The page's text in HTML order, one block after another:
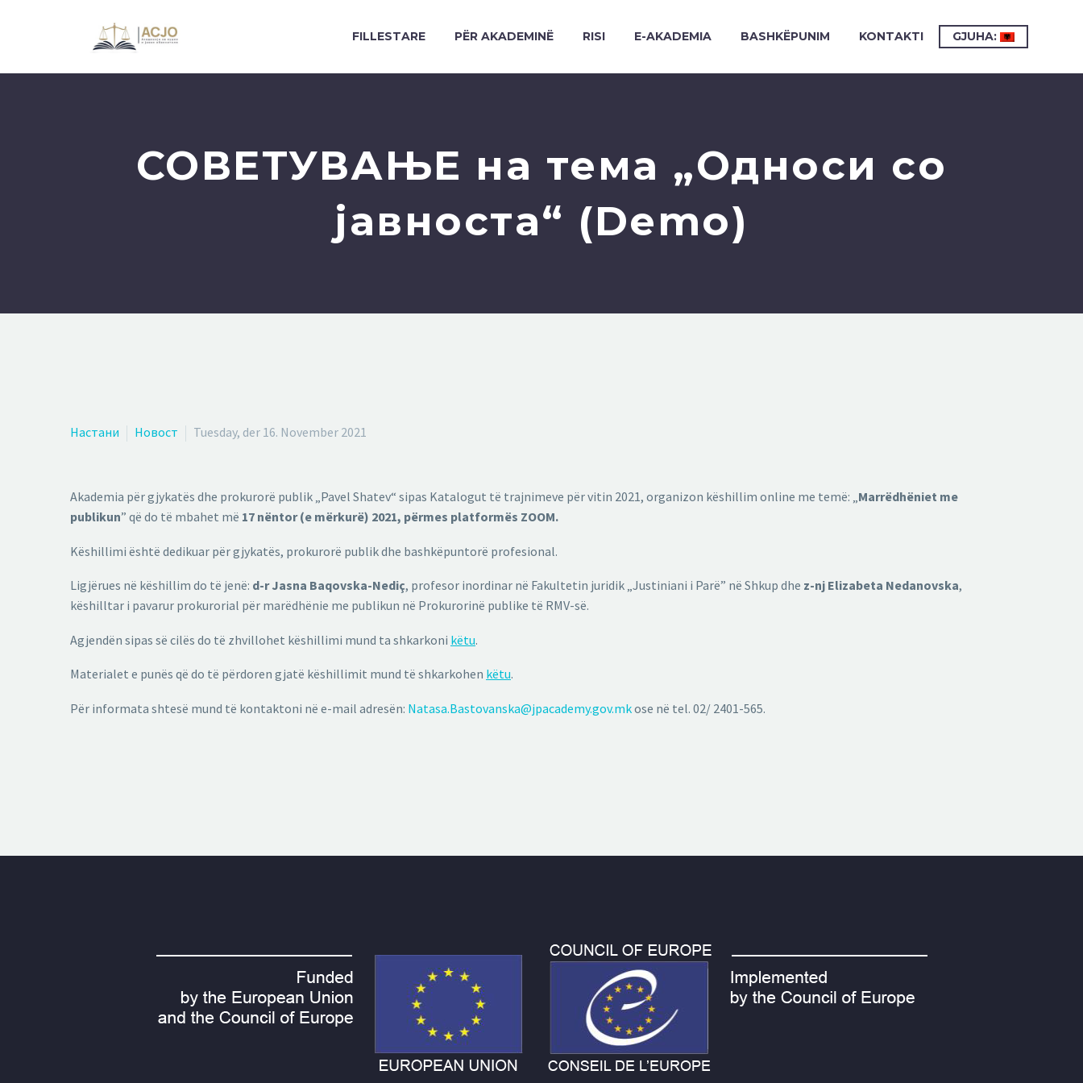
FILLESTARE PËR AKADEMINË RISI E-AKADEMIA BASHKËPUNIM KONTAKTI GJUHA:
СОВЕТУВАЊЕ на тема „Односи со
јавноста“ (Demo)
Настани Новост Tuesday, der 16. November 2021
Akademia për gjykatës dhe prokurorë publik „Pavel Shatev“ sipas Katalogut të trajnimeve për vitin 2021, organizon këshillim online me temë: „Marrëdhëniet me
publikun” që do të mbahet më 17 nëntor (e mërkurë) 2021, përmes platformës ZOOM.
Këshillimi është dedikuar për gjykatës, prokurorë publik dhe bashkëpuntorë profesional.
Ligjërues në këshillim do të jenë: d-r Jasna Baqovska-Nediç, profesor inordinar në Fakultetin juridik „Justiniani i Parë” në Shkup dhe z-nj Elizabeta Nedanovska,
këshilltar i pavarur prokurorial për marëdhënie me publikun në Prokurorinë publike të RMV-së.
Agjendën sipas së cilës do të zhvillohet këshillimi mund ta shkarkoni këtu.
Materialet e punës që do të përdoren gjatë këshillimit mund të shkarkohen këtu.
Për informata shtesë mund të kontaktoni në e-mail adresën: Natasa.Bastovanska@jpacademy.gov.mkose në tel. 02/ 2401-565.